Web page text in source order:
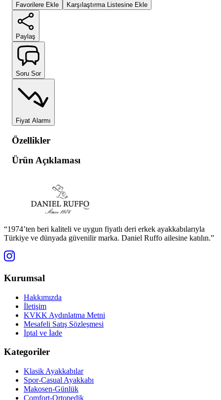
Favorilere Ekle Karşılaştırma Listesine Ekle
Paylaş
Soru Sor
Fiyat Alarmı
Özellikler
Ürün Açıklaması
“1974’ten beri kaliteli ve uygun fiyatlı deri erkek ayakkabılarıyla
Türkiye ve dünyada güvenilir marka. Daniel Ruffo ailesine katılın.”
Kurumsal
Hakkımızda
İletişim
KVKK Aydınlatma Metni
Mesafeli Satış Sözleşmesi
İptal ve İade
Kategoriler
Klasik Ayakkabılar
Spor-Casual Ayakkabı
Makosen-Günlük
Comfort-Ortopedik